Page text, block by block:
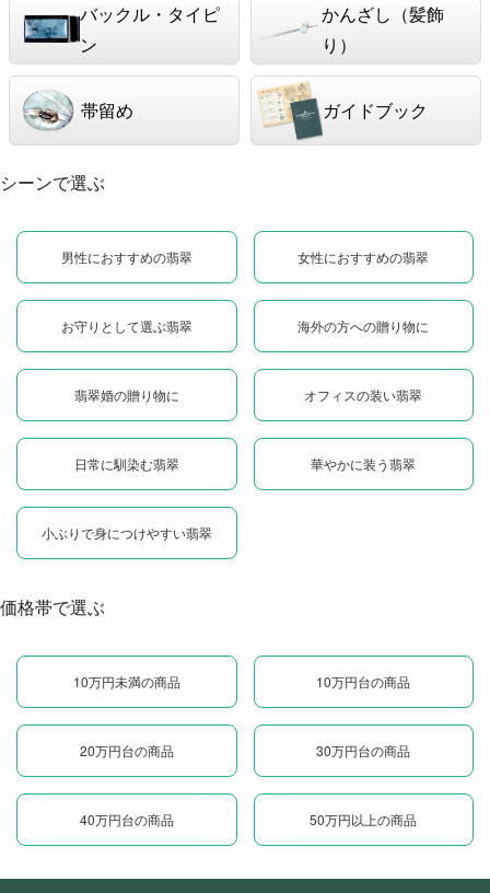
バックル・タイピ
ン
かんざし（髪飾
り）
帯留め ガイドブック
シーンで選ぶ
男性におすすめの翡翠 女性におすすめの翡翠
お守りとして選ぶ翡翠 海外の方への贈り物に
翡翠婚の贈り物に オフィスの装い翡翠
日常に馴染む翡翠 華やかに装う翡翠
小ぶりで身につけやすい翡翠
価格帯で選ぶ
10万円未満の商品 10万円台の商品
20万円台の商品 30万円台の商品
40万円台の商品 50万円以上の商品